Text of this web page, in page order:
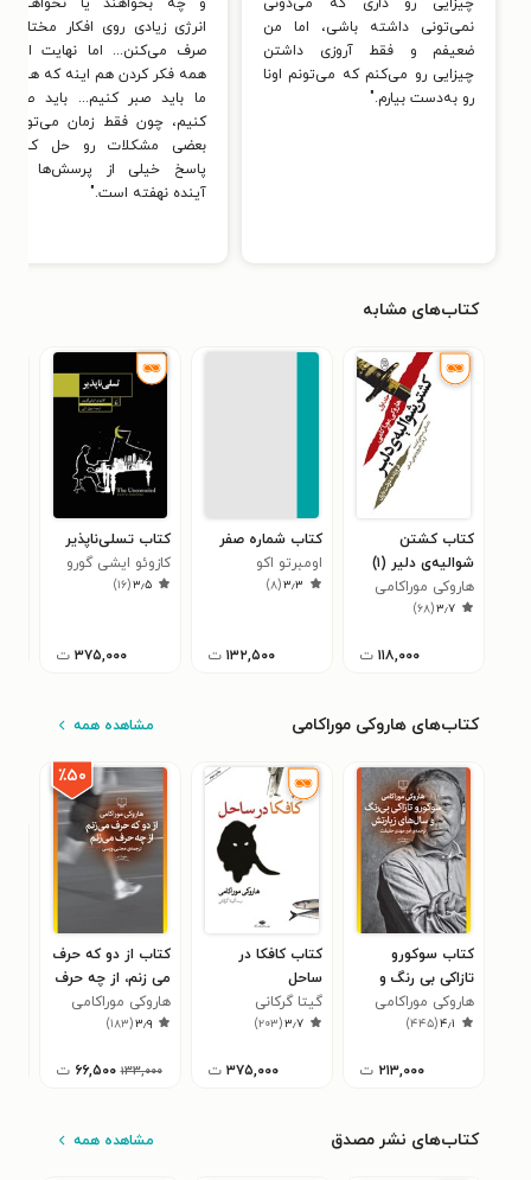
نیز چنین است. نویسنده‌ای که در ژاپن خیلی‌ها او را غرب‌زده و یا
حتی آمریکایی می‌خوانند، غافل از این‌که همین مسئله باعث شده
است تا آثارش در اروپا و آمریکا با استقبال بسیار زیادی مواجه
شوند. کتاب‌های موراکامی تا امروز به بیش از ۵۰ زبان زنده‌ی دنیا
برگردانده شده‌اند و همه‌روزه افراد بیشتری به گروه مخاطبان و
نمی‌تونی داشته باشی، اما من
ضعیفم و فقط آروزی داشتن
چیزایی رو می‌کنم که می‌تونم اونا
رو به‌دست بیارم."
انرژی زیادی روی افکار مختلف
صرف می‌کنن... اما نهایت این
همه فکر کردن هم اینه که همهٔ
ما باید صبر کنیم... باید صبر
کنیم، چون فقط زمان می‌تونه
بعضی مشکلات رو حل کنه.
پاسخ خیلی از پرسش‌ها در
آینده نهفته است."
کتاب‌های مشابه
کتاب کشتن
شوالیه‌ی دلیر (۱)
هاروکی موراکامی
۳٫۷(۶۸)
۱۱۸,۰۰۰ ت
کتاب شماره صفر
اومبرتو اکو
۳٫۳(۸)
۱۳۲,۵۰۰ ت
کتاب تسلی‌ناپذیر
کازوئو ایشی گورو
۳٫۵(۱۶)
۳۷۵,۰۰۰ ت
کتاب‌های هاروکی موراکامی مشاهده همه
کتاب سوکورو
تازاکی بی رنگ و
سال های زیارتش
هاروکی موراکامی
۴٫۱(۴۴۵)
۲۱۳,۰۰۰ ت
کتاب کافکا در
ساحل
گیتا گرکانی
۳٫۷(۲۰۳)
۳۷۵,۰۰۰ ت
٪۵۰
کتاب از دو که حرف
می زنم، از چه حرف
می زنم
هاروکی موراکامی
۳٫۹(۱۸۳)
۱۳۳,۰۰۰ ۶۶,۵۰۰ ت
کتاب‌های نشر مصدق مشاهده همه